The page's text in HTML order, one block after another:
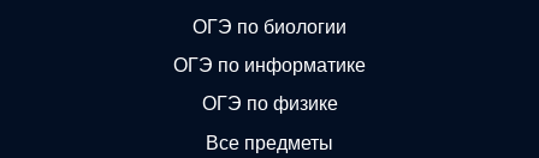
ОГЭ по биологии
ОГЭ по информатике
ОГЭ по физике
Все предметы